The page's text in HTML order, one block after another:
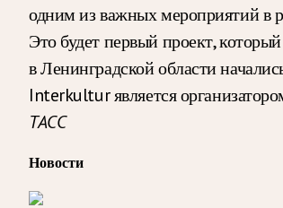
одним из важных мероприятий в
Это будет первый проект,
в Ленинградской области
Interkultur является
ТАСС
Новости